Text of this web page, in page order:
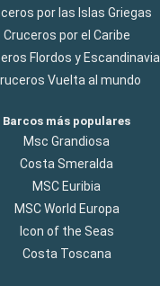
por las Islas Griegas
Cruceros por el Caribe
Flordos y Escandinavia
Vuelta al mundo
Barcos más populares
Msc Grandiosa
Costa Smeralda
MSC Euribia
MSC World Europa
Icon of the Seas
Costa Toscana